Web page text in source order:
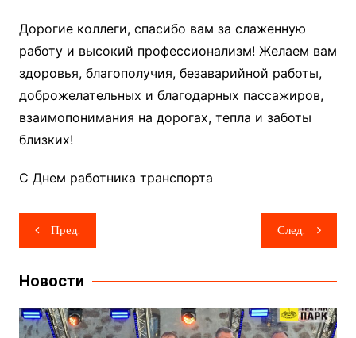
Дорогие коллеги, спасибо вам за слаженную
работу и высокий профессионализм! Желаем вам
здоровья, благополучия, безаварийной работы,
доброжелательных и благодарных пассажиров,
взаимопонимания на дорогах, тепла и заботы
близких!
С Днем работника транспорта
Навигация
по
записям
Пред. След.
Новости